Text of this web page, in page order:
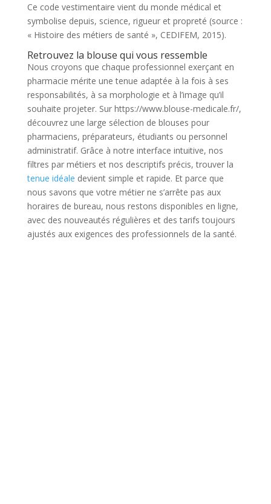
Ce code vestimentaire vient du monde médical et
symbolise depuis, science, rigueur et propreté (source :
« Histoire des métiers de santé », CEDIFEM, 2015).
Retrouvez la blouse qui vous ressemble
Nous croyons que chaque professionnel exerçant en
pharmacie mérite une tenue adaptée à la fois à ses
responsabilités, à sa morphologie et à l’image qu’il
souhaite projeter. Sur https://www.blouse-medicale.fr/,
découvrez une large sélection de blouses pour
pharmaciens, préparateurs, étudiants ou personnel
administratif. Grâce à notre interface intuitive, nos
filtres par métiers et nos descriptifs précis, trouver la
tenue idéale devient simple et rapide. Et parce que
nous savons que votre métier ne s’arrête pas aux
horaires de bureau, nous restons disponibles en ligne,
avec des nouveautés régulières et des tarifs toujours
ajustés aux exigences des professionnels de la santé.